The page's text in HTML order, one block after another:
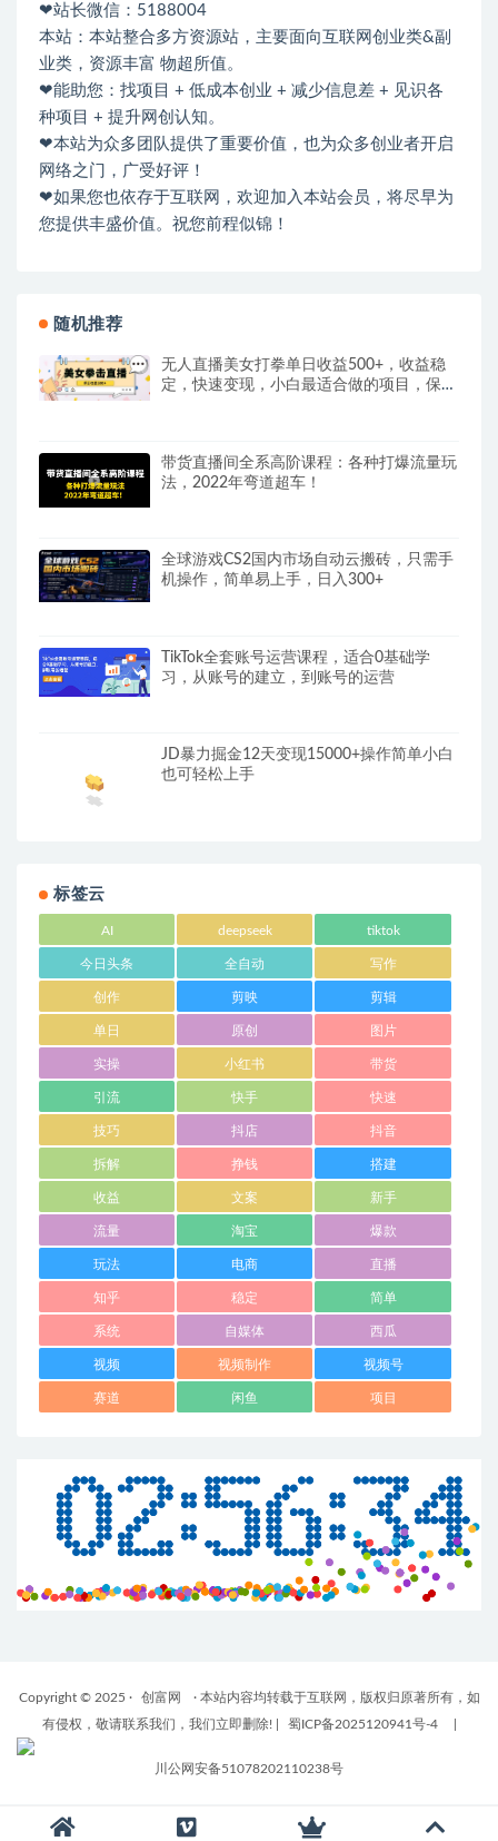
❤站长微信：5188004
本站：本站整合多方资源站，主要面向互联网创业类&副
业类，资源丰富 物超所值。
❤能助您：找项目 + 低成本创业 + 减少信息差 + 见识各
种项目 + 提升网创认知。
❤本站为众多团队提供了重要价值，也为众多创业者开启
网络之门，广受好评！
❤如果您也依存于互联网，欢迎加入本站会员，将尽早为
您提供丰盛价值。祝您前程似锦！
随机推荐
无人直播美女打拳单日收益500+，收益稳
定，快速变现，小白最适合做的项目，保姆
带货直播间全系高阶课程：各种打爆流量玩
法，2022年弯道超车！
全球游戏CS2国内市场自动云搬砖，只需手
机操作，简单易上手，日入300+
TikTok全套账号运营课程，适合0基础学
习，从账号的建立，到账号的运营
JD暴力掘金12天变现15000+操作简单小白
也可轻松上手
标签云
AI deepseek tiktok
今日头条 全自动 写作
创作 剪映 剪辑
单日 原创 图片
实操 小红书 带货
引流 快手 快速
技巧 抖店 抖音
拆解 挣钱 搭建
收益 文案 新手
流量 淘宝 爆款
玩法 电商 直播
知乎 稳定 简单
系统 自媒体 西瓜
视频 视频制作 视频号
赛道 闲鱼 项目
Copyright © 2025 · 创富网
· 本站内容均转载于互联网，版权归原著所有，如
有侵权，敬请联系我们，我们立即删除!
蜀ICP备2025120941号-4
川公网安备51078202110238号